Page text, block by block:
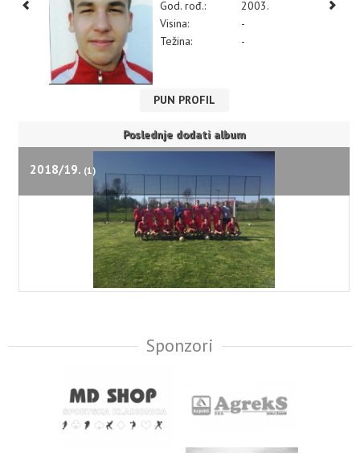
God. rođ.:
2003.
Visina:
-
Težina:
-
PUN PROFIL
Poslednje dodati album
2018/19. (1)
Sponzori